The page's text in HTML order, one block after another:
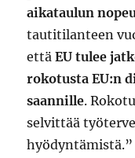
aikataulun
tautitilanteen
ettäEU tulee
rokotusta EU:n
saannille.
selvittää
hyödyntämistä.”